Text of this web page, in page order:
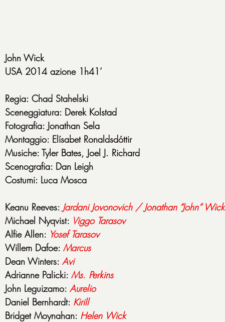
John Wick
USA 2014 azione 1h41’
Regia: Chad Stahelski
Sceneggiatura: Derek Kolstad
Fotografia: Jonathan Sela
Montaggio: Elísabet Ronaldsdóttir
Musiche: Tyler Bates, Joel J. Richard
Scenografia: Dan Leigh
Costumi: Luca Mosca
Keanu Reeves: Jardani Jovonovich / Jonathan “John” Wick
Michael Nyqvist: Viggo Tarasov
Alfie Allen: Yosef Tarasov
Willem Dafoe: Marcus
Dean Winters: Avi
Adrianne Palicki: Ms. Perkins
John Leguizamo: Aurelio
Daniel Bernhardt: Kirill
Bridget Moynahan: Helen Wick